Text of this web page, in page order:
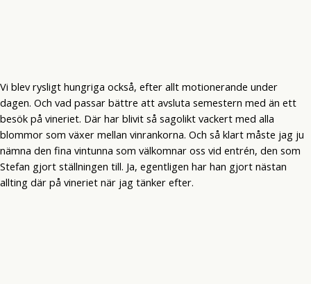
Vi blev rysligt hungriga också, efter allt motionerande under
dagen. Och vad passar bättre att avsluta semestern med än ett
besök på vineriet. Där har blivit så sagolikt vackert med alla
blommor som växer mellan vinrankorna. Och så klart måste jag ju
nämna den fina vintunna som välkomnar oss vid entrén, den som
Stefan gjort ställningen till. Ja, egentligen har han gjort nästan
allting där på vineriet när jag tänker efter.